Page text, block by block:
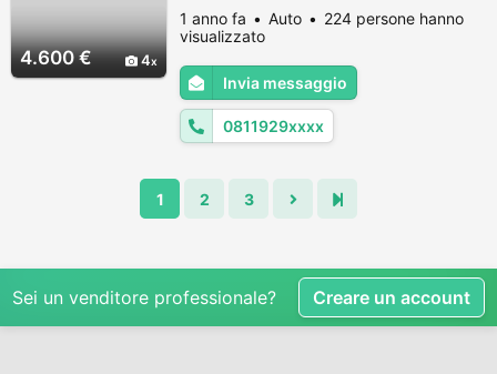
4.600 € 4
Omologato.Scad.2031 Uni Proprietario Full
Optional Condizioni Pari al Nuovo Da
Doppie chiavi di Riserva Clima Idroguida
Cerchi in lega Gommata Nuova ABS Airbag
laterali Antifurto Chiusura centralizzata
Airbag per la testa Air...
1 anno fa Auto
224 persone hanno
visualizzato
Invia messaggio
0811929xxxx
1 2 3
Sei un venditore professionale? Creare un account